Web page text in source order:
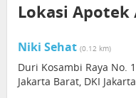
Lokasi
Niki Sehat (0.12 km)
Duri Kosambi Raya No.
Jakarta Barat, DKI